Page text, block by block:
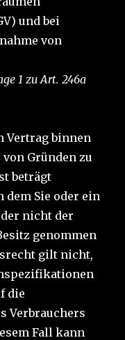
und bei
von
1 zu Art. 246a
Vertrag binnen
Gründen zu
beträgt
dem Sie oder ein
nicht der
genommen
gilt nicht,
die
Verbrauchers
Fall kann